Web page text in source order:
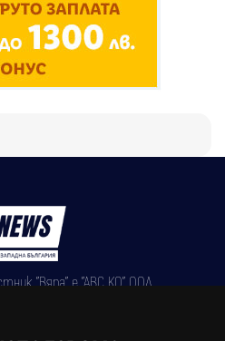
"Вяра" е "АВС КО" ООД,